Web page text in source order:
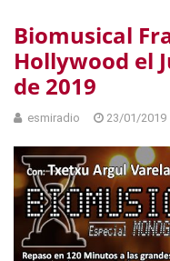
Biomusical
Hollywood el
de 2019
esmiradio 23/01/2019